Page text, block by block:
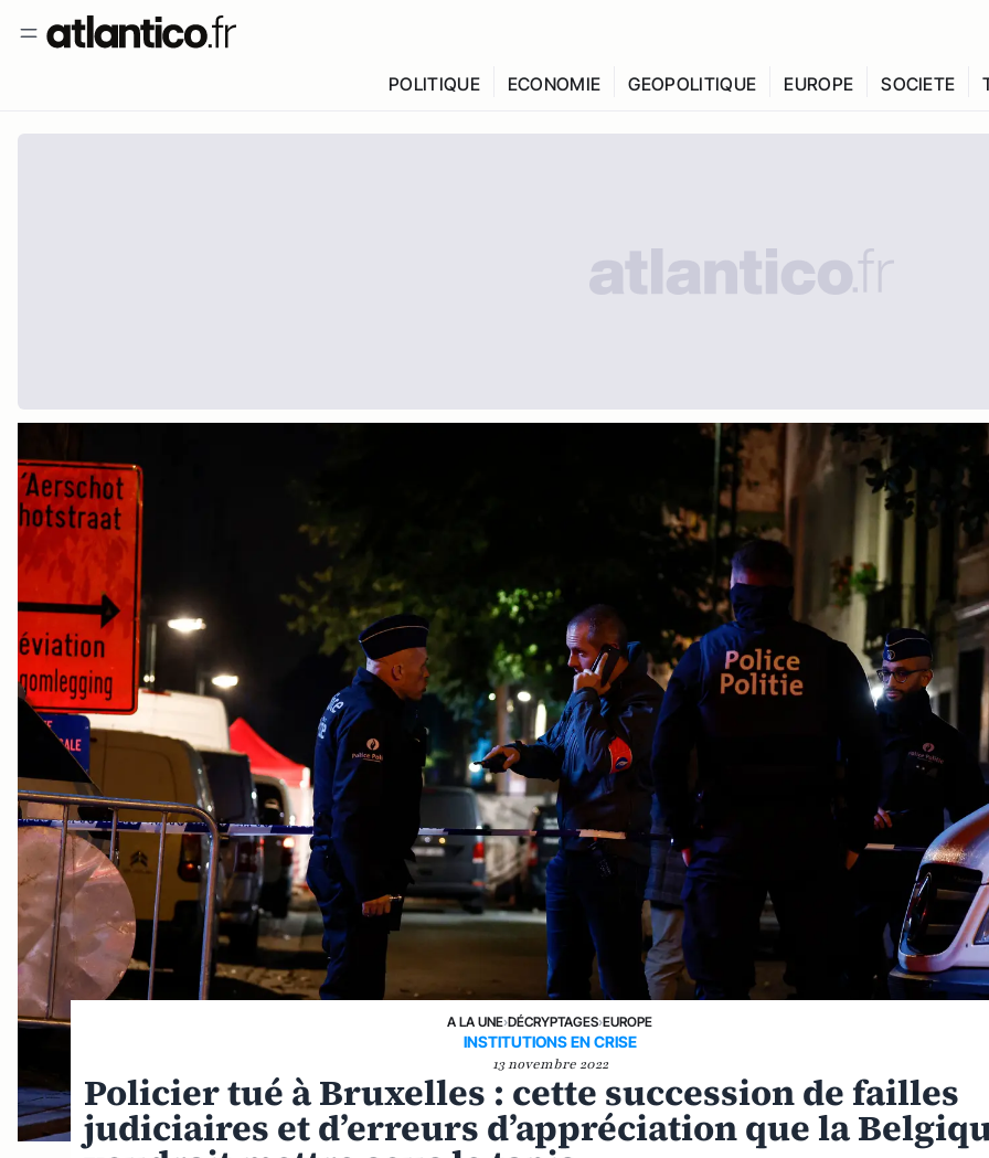
POLITIQUE ECONOMIE GEOPOLITIQUE EUROPE SOCIETE
A LA UNE›DÉCRYPTAGES›EUROPE
INSTITUTIONS EN CRISE
13 novembre 2022
Policier tué à Bruxelles : cette succession de failles
judiciaires et d’erreurs d’appréciation que la